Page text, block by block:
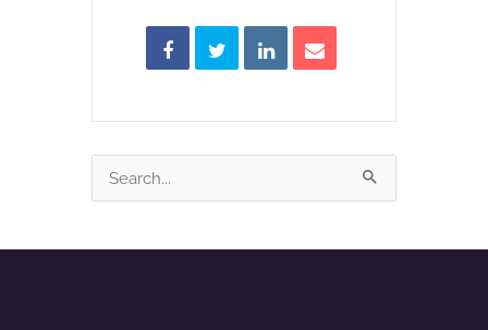
Search